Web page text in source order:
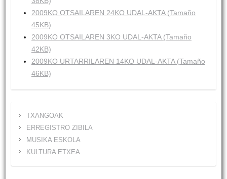
2009KO OTSAILAREN 24KO UDAL-AKTA (Tamaño
45KB)
2009KO OTSAILAREN 3KO UDAL-AKTA (Tamaño
42KB)
2009KO URTARRILAREN 14KO UDAL-AKTA (Tamaño
46KB)
TXANGOAK
ERREGISTRO ZIBILA
MUSIKA ESKOLA
KULTURA ETXEA